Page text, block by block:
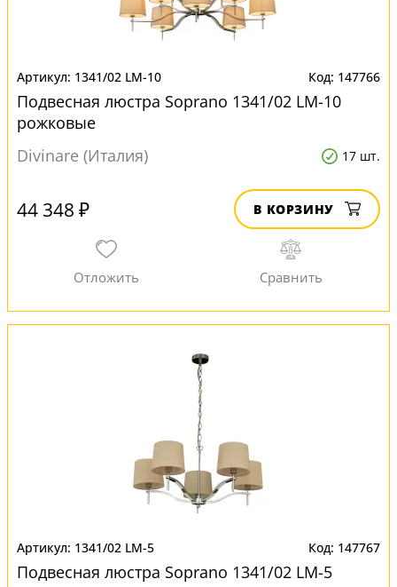
1341/02 LM-10 147766
Подвесная люстра Soprano 1341/02 LM-10
рожковые
Divinare (Италия)
17 шт.
44 348 ₽ В КОРЗИНУ
1341/02 LM-5 147767
Подвесная люстра Soprano 1341/02 LM-5